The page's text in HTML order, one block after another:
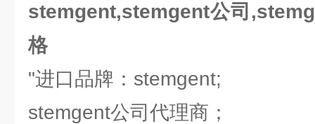
stemgent,stemgent公司
格
"进口品牌：stemgent;
stemgent公司代理商；